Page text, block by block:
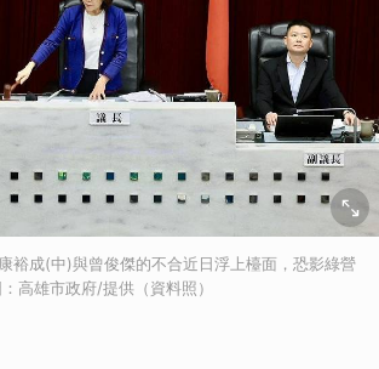
裕成(中)與曾俊傑的不合近日浮上檯面，恐影綠營
高雄市政府/提供（資料照）